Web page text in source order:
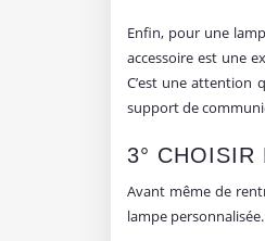
Enfin, pour une
accessoire est une
C’est une attention
support de
3°
Avant même de
lampe